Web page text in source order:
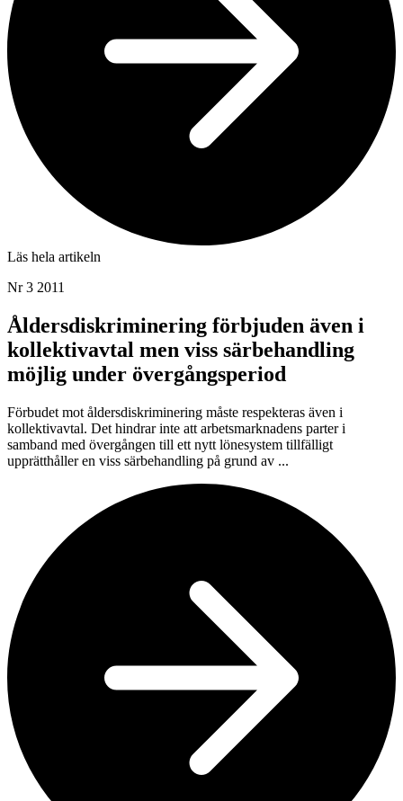
Läs hela artikeln
Nr 3 2011
Åldersdiskriminering förbjuden även i
kollektivavtal men viss särbehandling
möjlig under övergångsperiod
Förbudet mot åldersdiskriminering måste respekteras även i
kollektivavtal. Det hindrar inte att arbetsmarknadens parter i
samband med övergången till ett nytt lönesystem tillfälligt
upprätthåller en viss särbehandling på grund av ...